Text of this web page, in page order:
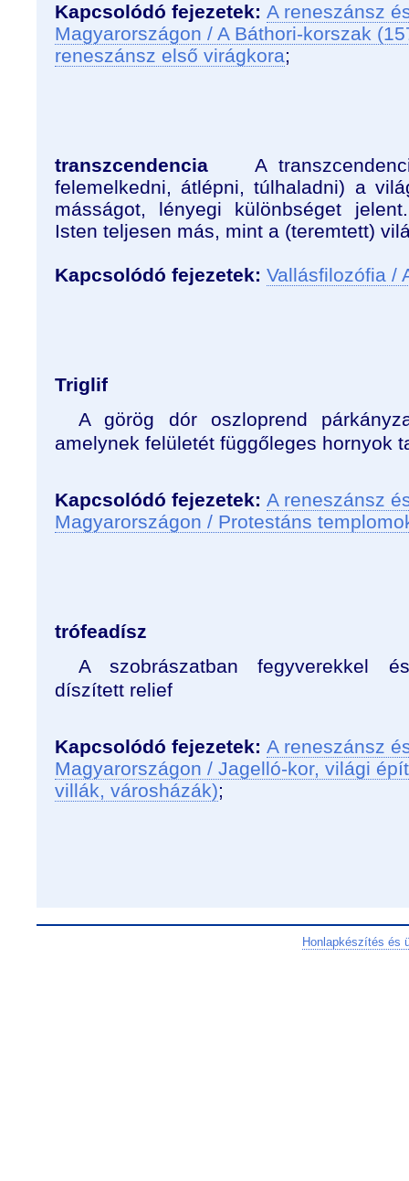
Kapcsolódó fejezetek: A reneszánsz
Magyarországon / A Báthori-korszak
reneszánsz első virágkora;
transzcendencia A
felemelkedni, átlépni, túlhaladni) a
másságot, lényegi különbséget
Isten teljesen más, mint a (teremtett)
Kapcsolódó fejezetek: Vallásfilozófia /
Triglif
A görög dór oszloprend
amelynek felületét függőleges hornyok
Kapcsolódó fejezetek: A reneszánsz
Magyarországon / Protestáns
trófeadísz
A szobrászatban fegyverekkel
díszített relief
Kapcsolódó fejezetek: A reneszánsz
Magyarországon / Jagelló-kor, világi
villák, városházák);
Honlapkészítés és